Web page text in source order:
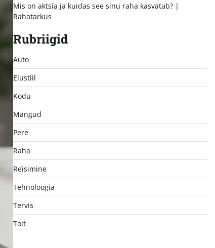
Mis on aktsia ja kuidas see sinu raha kasvatab? |
Rahatarkus
Rubriigid
Auto
Elustiil
Kodu
Mängud
Pere
Raha
Reisimine
Tehnoloogia
Tervis
Toit